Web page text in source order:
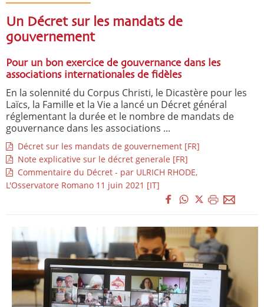
Un Décret sur les mandats de
gouvernement
Pour un bon exercice de gouvernance dans les
associations internationales de fidèles
En la solennité du Corpus Christi, le Dicastère pour les
Laïcs, la Famille et la Vie a lancé un Décret général
réglementant la durée et le nombre de mandats de
gouvernance dans les associations ...
Décret sur les mandats de gouvernement [FR]
Note explicative sur le décret generale [FR]
Commentaire du Décret - par ULRICH RHODE,
L'Osservatore Romano 11 juin 2021 [IT]